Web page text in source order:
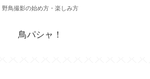
野鳥撮影の始め方・楽しみ方
鳥パシャ！